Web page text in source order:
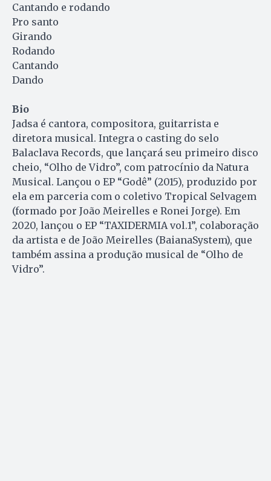
Cantando e rodando
Pro santo
Girando
Rodando
Cantando
Dando
Bio
Jadsa é cantora, compositora, guitarrista e
diretora musical. Integra o casting do selo
Balaclava Records, que lançará seu primeiro disco
cheio, “Olho de Vidro”, com patrocínio da Natura
Musical. Lançou o EP “Godê” (2015), produzido por
ela em parceria com o coletivo Tropical Selvagem
(formado por João Meirelles e Ronei Jorge). Em
2020, lançou o EP “TAXIDERMIA vol.1”, colaboração
da artista e de João Meirelles (BaianaSystem), que
também assina a produção musical de “Olho de
Vidro”.